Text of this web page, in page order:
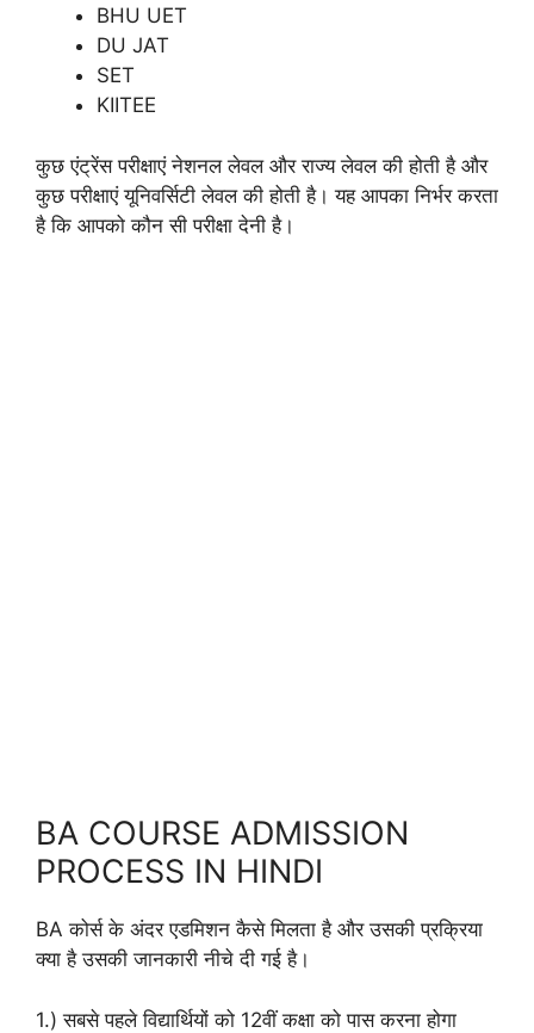
BHU UET
DU JAT
SET
KIITEE
कुछ एंट्रेंस परीक्षाएं नेशनल लेवल और राज्य लेवल की होती है और
कुछ परीक्षाएं यूनिवर्सिटी लेवल की होती है। यह आपका निर्भर करता
है कि आपको कौन सी परीक्षा देनी है।
BA COURSE ADMISSION
PROCESS IN HINDI
BA कोर्स के अंदर एडमिशन कैसे मिलता है और उसकी प्रक्रिया
क्या है उसकी जानकारी नीचे दी गई है।
1.) सबसे पहले विद्यार्थियों को 12वीं कक्षा को पास करना होगा